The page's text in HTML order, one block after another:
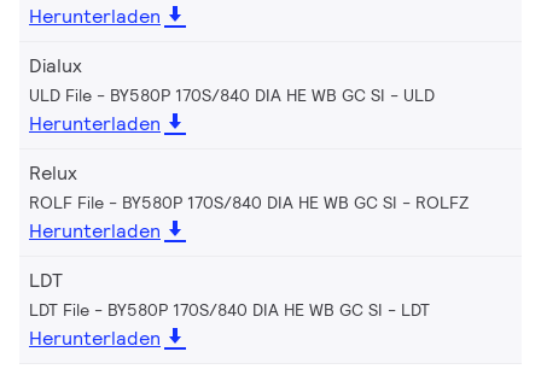
Herunterladen
Dialux
ULD File - BY580P 170S/840 DIA HE WB GC SI ULD
Herunterladen
Relux
ROLF File - BY580P 170S/840 DIA HE WB GC SI ROLFZ
Herunterladen
LDT
LDT File - BY580P 170S/840 DIA HE WB GC SI LDT
Herunterladen